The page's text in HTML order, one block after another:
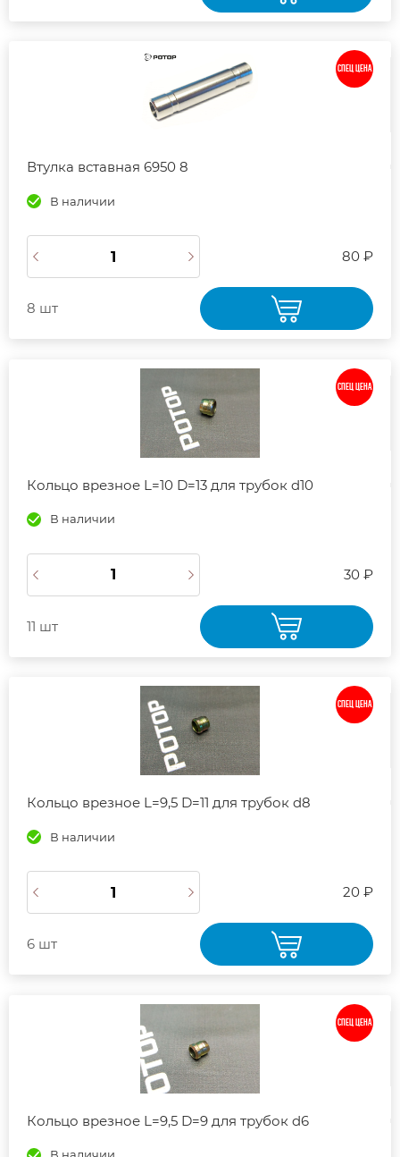
СПЕЦ ЦЕНА
Втулка вставная 6950 8
В наличии
80 ₽
8 шт
СПЕЦ ЦЕНА
Кольцо врезное L=10 D=13 для трубок d10
В наличии
30 ₽
11 шт
СПЕЦ ЦЕНА
Кольцо врезное L=9,5 D=11 для трубок d8
В наличии
20 ₽
6 шт
СПЕЦ ЦЕНА
Кольцо врезное L=9,5 D=9 для трубок d6